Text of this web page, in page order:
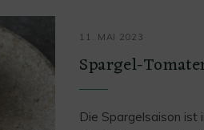
11. MAI 2023
Spargel-
Die Spargelsaison ist